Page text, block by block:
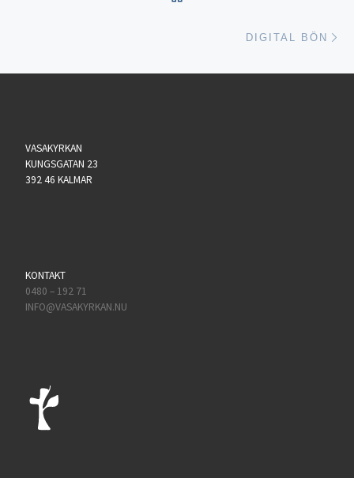
DIGITAL BÖN
VASAKYRKAN
KUNGSGATAN 23
392 46 KALMAR
KONTAKT
0480 – 192 71
INFO@VASAKYRKAN.NU